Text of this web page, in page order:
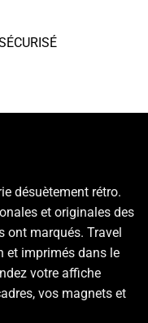
désuètement rétro.
et originales des
ont marqués. Travel
et imprimés dans le
votre affiche
vos magnets et